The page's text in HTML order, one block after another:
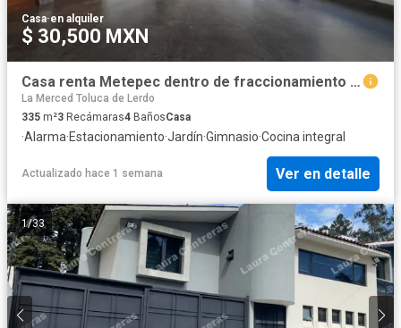
Casa·en alquiler
$ 30,500 MXN
Casa renta Metepec dentro de fraccionamiento en Ave. La Asunción esquina Ave. Lerma
La Merced Toluca de Lerdo
335 m²3 Recámaras4 BañosCasa
·Alarma·Estacionamiento·Jardín·Gimnasio·Cocina integral
Actualizado hace 1 semana Ver en detalle
1/33